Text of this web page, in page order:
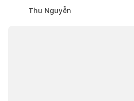
Thu Nguyễn